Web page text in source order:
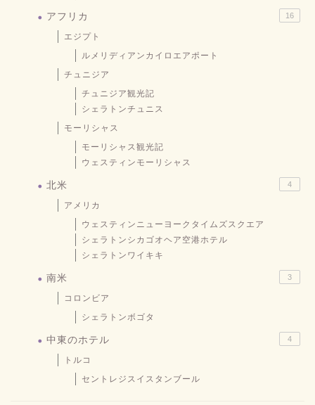
アフリカ 16
エジプト
ルメリディアンカイロエアポート
チュニジア
チュニジア観光記
シェラトンチュニス
モーリシャス
モーリシャス観光記
ウェスティンモーリシャス
北米 4
アメリカ
ウェスティンニューヨークタイムズスクエア
シェラトンシカゴオヘア空港ホテル
シェラトンワイキキ
南米 3
コロンビア
シェラトンボゴタ
中東のホテル 4
トルコ
セントレジスイスタンブール